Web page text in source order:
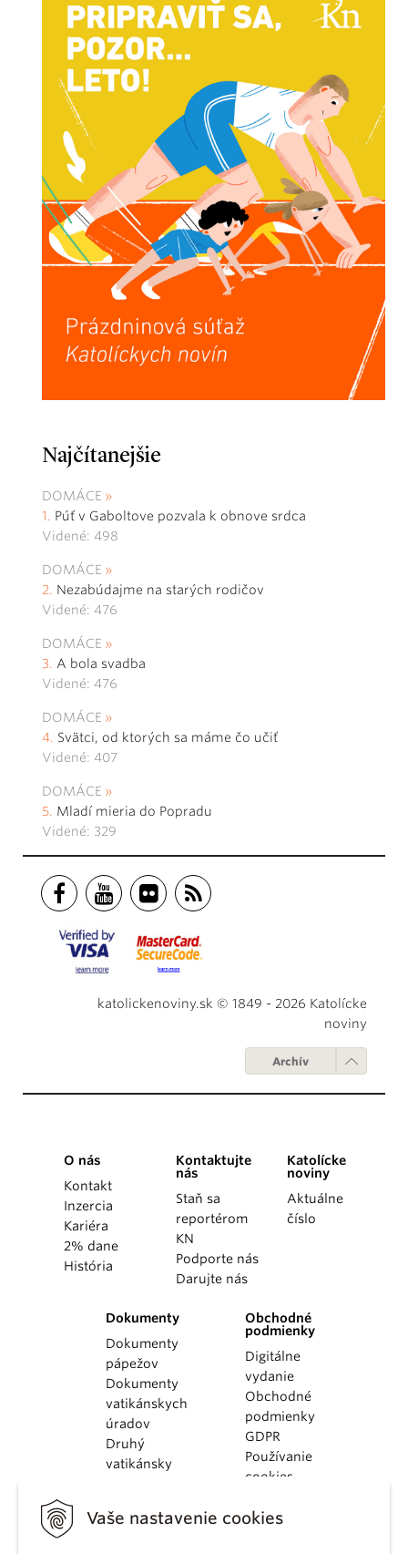
Vaše nastavenie cookies
Najčítanejšie
DOMÁCE
Púť v Gaboltove pozvala k obnove srdca
Videné: 498
DOMÁCE
Nezabúdajme na starých rodičov
Videné: 476
DOMÁCE
A bola svadba
Videné: 476
DOMÁCE
Svätci, od ktorých sa máme čo učiť
Videné: 407
DOMÁCE
Mladí mieria do Popradu
Videné: 329
katolickenoviny.sk © 1849 - 2026 Katolícke
noviny
Archív
O nás
Kontakt
Inzercia
Kariéra
2% dane
História
Kontaktujte
nás
Staň sa
reportérom
KN
Podporte nás
Darujte nás
Katolícke
noviny
Aktuálne
číslo
Dokumenty
Dokumenty
pápežov
Dokumenty
vatikánskych
úradov
Druhý
vatikánsky
KBS
Obchodné
podmienky
Digitálne
vydanie
Obchodné
podmienky
GDPR
Používanie
cookies